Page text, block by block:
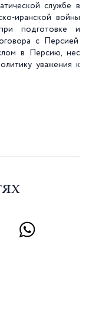
службе в
иранской войны
подготовке и
с Персией
в Персию, нес
уважения к